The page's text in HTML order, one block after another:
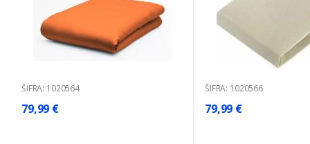
ŠIFRA: 1020564
79,99 €
ŠIFRA: 1020566
79,99 €